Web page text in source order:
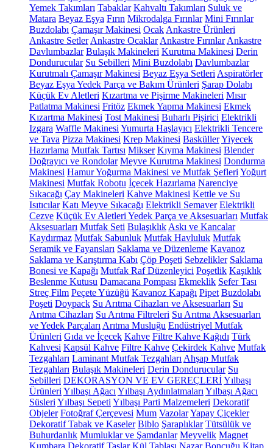
Yemek Takımları Tabaklar Kahvaltı Takımları Suluk ve
Matara Beyaz Eşya Fırın Mikrodalga Fırınlar Mini Fırınlar
Buzdolabı Çamaşır Makinesi Ocak Ankastre Ürünleri
Ankastre Setler Ankastre Ocaklar Ankastre Fırınlar Ankastre
Davlumbazlar Bulaşık Makineleri Kurutma Makinesi Derin
Dondurucular Su Sebilleri Mini Buzdolabı Davlumbazlar
Kurutmalı Çamaşır Makinesi Beyaz Eşya Setleri Aspiratörler
Beyaz Eşya Yedek Parça ve Bakım Ürünleri Şarap Dolabı
Küçük Ev Aletleri Kızartma ve Pişirme Makineleri Mısır
Patlatma Makinesi Fritöz Ekmek Yapma Makinesi Ekmek
Kızartma Makinesi Tost Makinesi Buharlı Pişirici Elektrikli
Izgara Waffle Makinesi Yumurta Haşlayıcı Elektrikli Tencere
ve Tava Pizza Makinesi Krep Makinesi BasküllerYiyecek
Hazırlama Mutfak Tartısı Mikser Kıyma Makinesi Blender
Doğrayıcı ve Rondolar Meyve Kurutma Makinesi Dondurma
Makinesi Hamur Yoğurma Makinesi ve Mutfak Şefleri Yoğurt
Makinesi Mutfak Robotu İçecek Hazırlama Narenciye
Sıkacağı Çay Makineleri Kahve Makinesi Kettle ve Su
Isıtıcılar Katı Meyve Sıkacağı Elektrikli Semaver Elektrikli
Cezve Küçük Ev Aletleri Yedek Parça ve Aksesuarları Mutfak
Aksesuarları Mutfak Seti Bulaşıklık Askı ve Kancalar
Kaydırmaz Mutfak Sabunluk Mutfak Havluluk Mutfak
Seramik ve Fayansları Saklama ve Düzenleme Kavanoz
Saklama ve Karıştırma Kabı Çöp Poşeti Sebzelikler Saklama
Bonesi ve Kapağı Mutfak Raf Düzenleyici Poşetlik Kaşıklık
Beslenme Kutusu Damacana Pompası Ekmeklik Sefer Tası
Streç Film Peçete Yüzüğü Kavanoz Kapağı Pipet Buzdolabı
Poşeti Doypack Su Arıtma Cihazları ve Aksesuarları Su
Arıtma Cihazları Su Arıtma Filtreleri Su Arıtma Aksesuarları
ve Yedek Parçaları Arıtma Musluğu Endüstriyel Mutfak
Ürünleri Gıda ve İçecek Kahve Filtre Kahve Kağıdı Türk
Kahvesi Kapsül Kahve Filtre Kahve Çekirdek Kahve Mutfak
Tezgahları Laminant Mutfak Tezgahları Ahşap Mutfak
Tezgahları Bulaşık Makineleri Derin Dondurucular Su
Sebilleri DEKORASYON VE EV GEREÇLERİYılbaşı
Ürünleri Yılbaşı Ağacı Yılbaşı Aydınlatmaları Yılbaşı Ağacı
Süsleri Yılbaşı Sepeti Yılbaşı Parti Malzemeleri Dekoratif
Objeler Fotoğraf Çerçevesi Mum VazolarYapay Çiçekler
Dekoratif Tabak ve Kaseler Biblo Şaraplıklar Tütsülük ve
Buhurdanlık Mumluklar ve Şamdanlar Meyvelik Magnet
Kumbara Dekoratif Taşlar Kül Tablası Nazar Boncuğu Kitap